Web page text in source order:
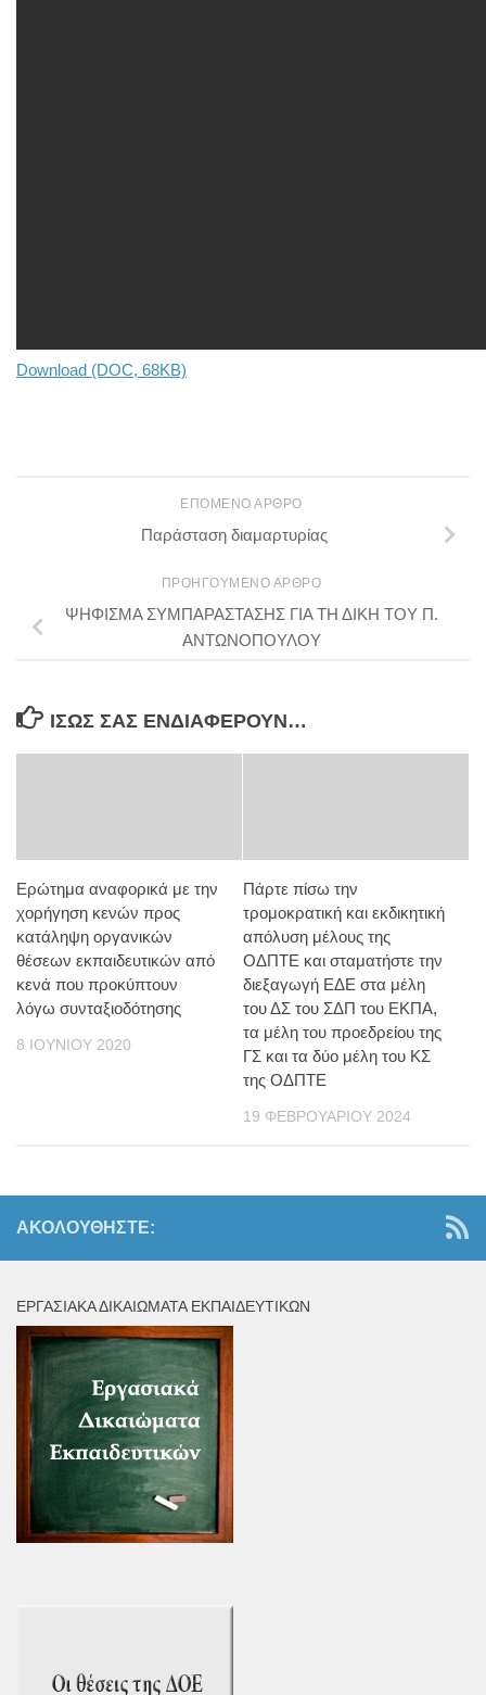
Download (DOC, 68KB)
ΕΠΌΜΕΝΟ ΆΡΘΡΟ
Παράσταση διαμαρτυρίας
ΠΡΟΗΓΟΎΜΕΝΟ ΆΡΘΡΟ
ΨΗΦΙΣΜΑ ΣΥΜΠΑΡΑΣΤΑΣΗΣ ΓΙΑ ΤΗ ΔΙΚΗ ΤΟΥ Π.
ΑΝΤΩΝΟΠΟΥΛΟΥ
ΊΣΩΣ ΣΑΣ ΕΝΔΙΑΦΈΡΟΥΝ…
Ερώτημα αναφορικά με την
χορήγηση κενών προς
κατάληψη οργανικών
θέσεων εκπαιδευτικών από
κενά που προκύπτουν
λόγω συνταξιοδότησης
8 ΙΟΥΝΊΟΥ 2020
Πάρτε πίσω την
τρομοκρατική και εκδικητική
απόλυση μέλους της
ΟΔΠΤΕ και σταματήστε την
διεξαγωγή ΕΔΕ στα μέλη
του ΔΣ του ΣΔΠ του ΕΚΠΑ,
τα μέλη του προεδρείου της
ΓΣ και τα δύο μέλη του ΚΣ
της ΟΔΠΤΕ
19 ΦΕΒΡΟΥΑΡΊΟΥ 2024
ΑΚΟΛΟΥΘΉΣΤΕ:
ΕΡΓΑΣΙΑΚΆ ΔΙΚΑΙΏΜΑΤΑ ΕΚΠΑΙΔΕΥΤΙΚΏΝ